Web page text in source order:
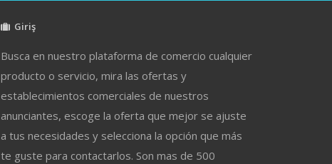
Giriş
Busca en nuestro plataforma de comercio cualquier
producto o servicio, mira las ofertas y
establecimientos comerciales de nuestros
anunciantes, escoge la oferta que mejor se ajuste
a tus necesidades y selecciona la opción que más
te guste para contactarlos. Son mas de 500